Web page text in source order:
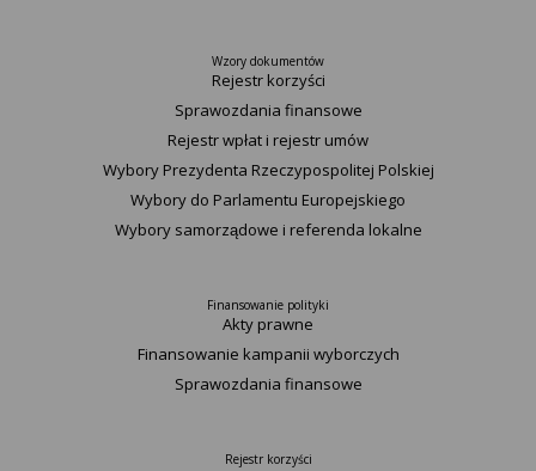
Wzory dokumentów
Rejestr korzyści
Sprawozdania finansowe
Rejestr wpłat i rejestr umów
Wybory Prezydenta Rzeczypospolitej Polskiej
Wybory do Parlamentu Europejskiego
Wybory samorządowe i referenda lokalne
Finansowanie polityki
Akty prawne
Finansowanie kampanii wyborczych
Sprawozdania finansowe
Rejestr korzyści